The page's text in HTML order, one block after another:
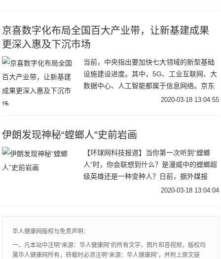
京喜数字化布局全国百大产业带，让新基建成果
更深入惠及下沉市场
当前，中央指出要加快七大领域的新型基础
设施建设进度。其中，5G、工业互联网、大
数据中心、人工智能都属于信息网络。京东
集团将更加积极地开放资源、加大投入，全
2020-03-18 13:04:55
伊朗发现神秘“螳螂人”史前岩画
【环球网科技报道】当你第一次听到“螳螂
人”时，你会联想到什么？是漫威中的螳螂超
级英雄还是一种变种人？日前，据外媒报
道，在伊朗中部发现了一幅不同寻常的史前
2020-03-18 13:04:04
华人健康网版权与免责声明：
一、凡本站中注明“来源：华人健康网”的所有文字、图片和音视频，版权均
属华人健康网所有，转载时必须注明“来源：华人健康网”，并附上原文链